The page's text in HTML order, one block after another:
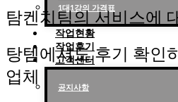
1대1강의 가격표
작업현황
작업후기
고객센터
공지사항
탐켄치팀의 서비스에
탕템에서도 후기 확인
업체